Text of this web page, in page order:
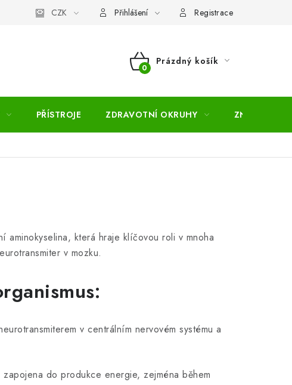
pojmů Moje objednávka Mapa serveru
CZK Přihlášení Registrace
NÁKUPNÍ
Prázdný košík
PŘÍSTROJE ZDRAVOTNÍ OKRUHY ZNAČKY
aminokyselina, která hraje klíčovou roli v mnoha
v mozku.
v centrálním nervovém systému a
zapojena do produkce energie, zejména během